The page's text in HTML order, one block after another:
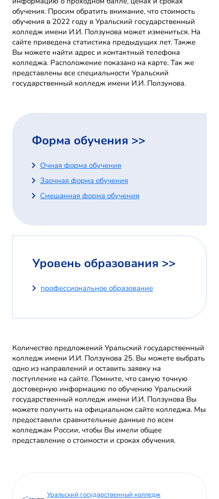
обучения. Просим обратить внимание, что стоимость
обучения в 2022 году в Уральский государственный
колледж имени И.И. Ползунова может измениться. На
сайте приведена статистика предыдущих лет. Также
Вы можете найти адрес и контактный телефона
колледжа. Расположение показано на карте. Так же
представлены все специальности Уральский
государственный колледж имени И.И. Ползунова.
Форма обучения >>
Очная форма обучения
Заочная форма обучения
Смешанная форма обучения
Уровень образования >>
профессиональное образование
Количество предложений Уральский государственный
колледж имени И.И. Ползунова 25. Вы можете выбрать
одно из направлений и оставить заявку на
поступление на сайте. Помните, что самую точную
достоверную информацию по обучению Уральский
государственный колледж имени И.И. Ползунова Вы
можете получить на официальном сайте колледжа. Мы
предоставили сравнительные данные по всем
колледжам России, чтобы Вы имели общее
представление о стоимости и сроках обучения.
Уральский государственный колледж